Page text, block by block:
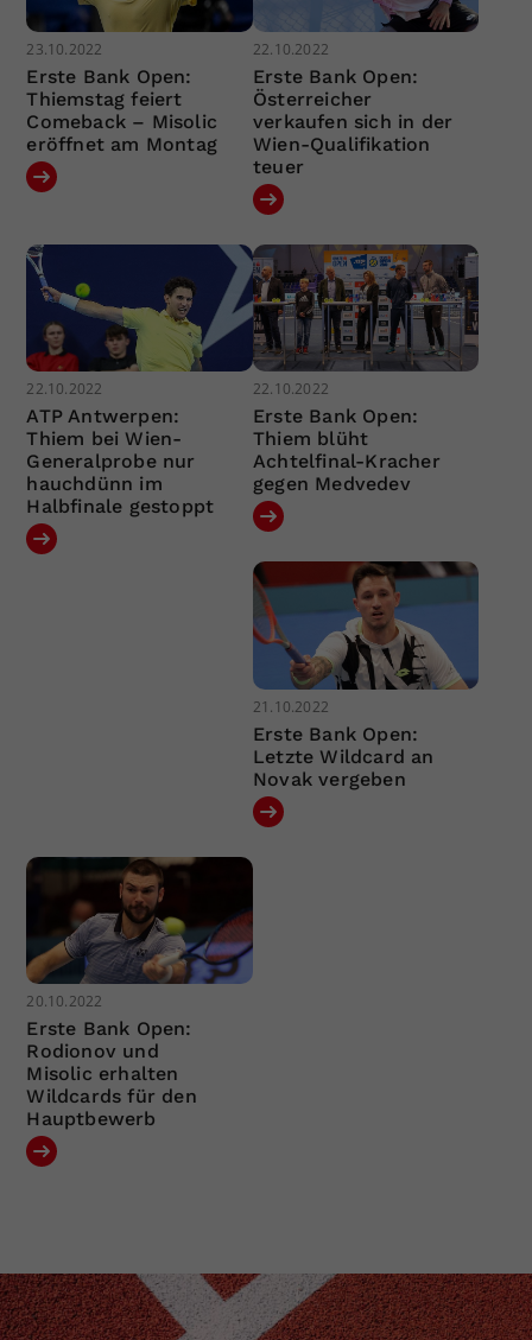
23.10.2022
Erste Bank Open:
Thiemstag feiert
Comeback – Misolic
eröffnet am Montag
22.10.2022
Erste Bank Open:
Österreicher
verkaufen sich in der
Wien-Qualifikation
teuer
22.10.2022
ATP Antwerpen:
Thiem bei Wien-
Generalprobe nur
hauchdünn im
Halbfinale gestoppt
22.10.2022
Erste Bank Open:
Thiem blüht
Achtelfinal-Kracher
gegen Medvedev
21.10.2022
Erste Bank Open:
Letzte Wildcard an
Novak vergeben
20.10.2022
Erste Bank Open:
Rodionov und
Misolic erhalten
Wildcards für den
Hauptbewerb